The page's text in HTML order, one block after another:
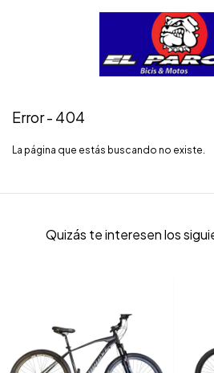
Error - 404
La página que estás buscando no existe.
Quizás te interesen los